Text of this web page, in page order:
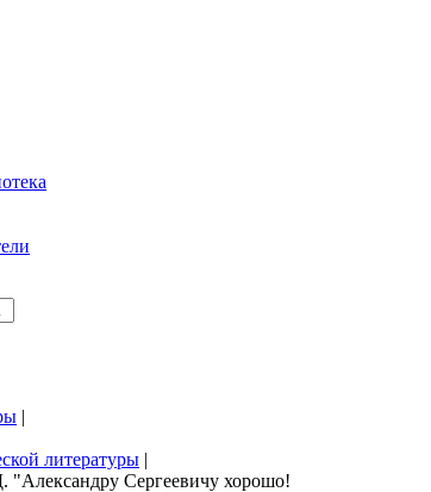
|
литературы |
Сергеевичу хорошо!